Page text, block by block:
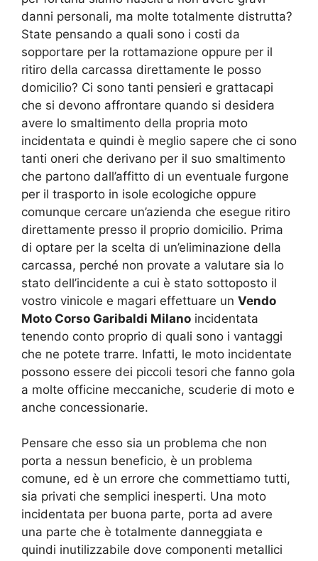
danni personali, ma molte totalmente distrutta?
State pensando a quali sono i costi da
sopportare per la rottamazione oppure per il
ritiro della carcassa direttamente le posso
domicilio? Ci sono tanti pensieri e grattacapi
che si devono affrontare quando si desidera
avere lo smaltimento della propria moto
incidentata e quindi è meglio sapere che ci sono
tanti oneri che derivano per il suo smaltimento
che partono dall’affitto di un eventuale furgone
per il trasporto in isole ecologiche oppure
comunque cercare un’azienda che esegue ritiro
direttamente presso il proprio domicilio. Prima
di optare per la scelta di un’eliminazione della
carcassa, perché non provate a valutare sia lo
stato dell’incidente a cui è stato sottoposto il
vostro vinicole e magari effettuare un Vendo
Moto Corso Garibaldi Milano incidentata
tenendo conto proprio di quali sono i vantaggi
che ne potete trarre. Infatti, le moto incidentate
possono essere dei piccoli tesori che fanno gola
a molte officine meccaniche, scuderie di moto e
anche concessionarie.
Pensare che esso sia un problema che non
porta a nessun beneficio, è un problema
comune, ed è un errore che commettiamo tutti,
sia privati che semplici inesperti. Una moto
incidentata per buona parte, porta ad avere
una parte che è totalmente danneggiata e
quindi inutilizzabile dove componenti metallici